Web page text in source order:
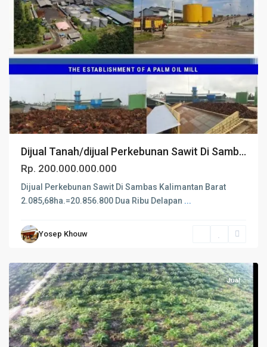
Dijual Tanah/dijual Perkebunan Sawit Di Samb...
Rp. 200.000.000.000
Dijual Perkebunan Sawit Di Sambas Kalimantan Barat
2.085,68ha.=20.856.800 Dua Ribu Delapan ...
Yosep Khouw
Jual